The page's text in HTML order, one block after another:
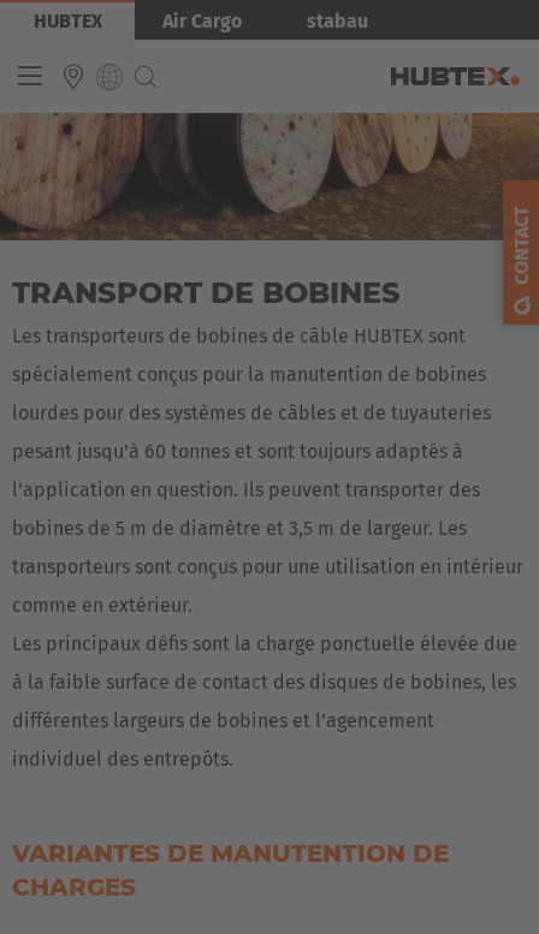
Aller
contenu
HUBTEX Air Cargo stabau
INTERNATIONAL
English
Español
Français
Image
TRANSPORT DE BOBINES
Les transporteurs de bobines de câble HUBTEX sont
spécialement conçus pour la manutention de bobines
lourdes pour des systèmes de câbles et de tuyauteries
pesant jusqu'à 60 tonnes et sont toujours adaptés à
l'application en question. Ils peuvent transporter des
bobines de 5 m de diamètre et 3,5 m de largeur. Les
transporteurs sont conçus pour une utilisation en intérieur
comme en extérieur.
Les principaux défis sont la charge ponctuelle élevée due
à la faible surface de contact des disques de bobines, les
différentes largeurs de bobines et l’agencement
individuel des entrepôts.
VARIANTES DE MANUTENTION DE
CHARGES
CONTACT